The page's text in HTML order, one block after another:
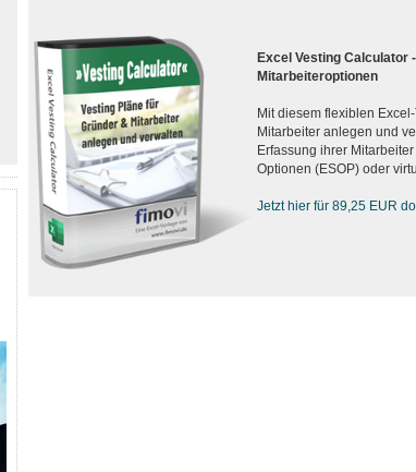
Excel Vesting Calculator
Mitarbeiteroptionen
Mit diesem flexiblen
Mitarbeiter anlegen und
Erfassung ihrer
Optionen (ESOP) oder
Jetzt hier für 89,25 EUR